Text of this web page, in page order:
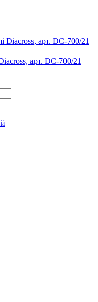
арт. DC-700/21